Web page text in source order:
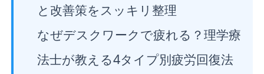
と改善策をスッキリ整理
なぜデスクワークで疲れる？理学療
法士が教える4タイプ別疲労回復法